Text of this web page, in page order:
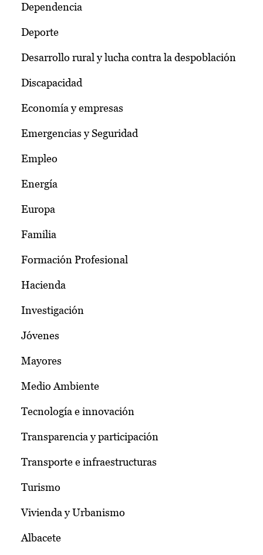
Dependencia
Deporte
Desarrollo rural y lucha contra la despoblación
Discapacidad
Economía y empresas
Emergencias y Seguridad
Empleo
Energía
Europa
Familia
Formación Profesional
Hacienda
Investigación
Jóvenes
Mayores
Medio Ambiente
Tecnología e innovación
Transparencia y participación
Transporte e infraestructuras
Turismo
Vivienda y Urbanismo
Albacete